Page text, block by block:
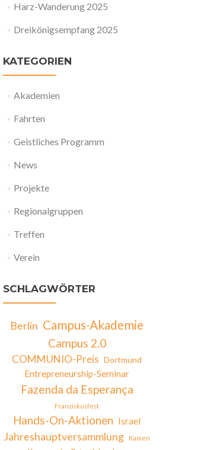
Harz-Wanderung 2025
Dreikönigsempfang 2025
KATEGORIEN
Akademien
Fahrten
Geistliches Programm
News
Projekte
Regionalgruppen
Treffen
Verein
SCHLAGWÖRTER
Berlin Campus-Akademie
Campus 2.0
COMMUNIO-Preis Dortmund
Entrepreneurship-Seminar
Fazenda da Esperança
Franziskusfest
Hands-On-Aktionen Israel
Jahreshauptversammlung Kamen